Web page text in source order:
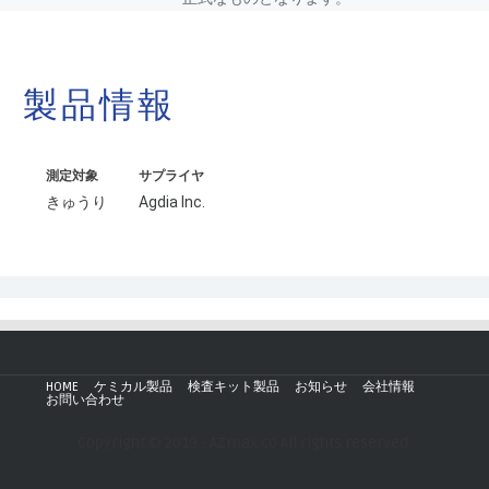
製品情報
測定対象
きゅうり
サプライヤ
Agdia Inc.
HOME ケミカル製品 検査キット製品 お知らせ
会社情報
お問い合わせ